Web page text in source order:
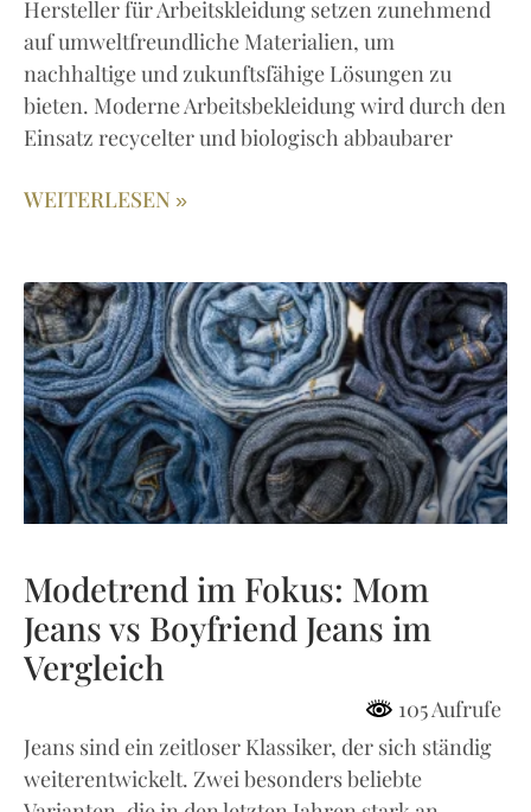
Hersteller für Arbeitskleidung setzen zunehmend
auf umweltfreundliche Materialien, um
nachhaltige und zukunftsfähige Lösungen zu
bieten. Moderne Arbeitsbekleidung wird durch den
Einsatz recycelter und biologisch abbaubarer
WEITERLESEN »
Modetrend im Fokus: Mom
Jeans vs Boyfriend Jeans im
Vergleich
105 Aufrufe
Jeans sind ein zeitloser Klassiker, der sich ständig
weiterentwickelt. Zwei besonders beliebte